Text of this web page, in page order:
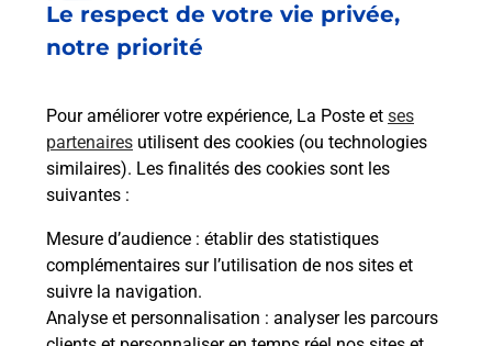
Le respect de votre vie privée,
notre priorité
Pour améliorer votre expérience, La Poste et ses
partenaires utilisent des cookies (ou technologies
similaires). Les finalités des cookies sont les
suivantes :
Mesure d’audience : établir des statistiques
complémentaires sur l’utilisation de nos sites et
suivre la navigation.
Analyse et personnalisation : analyser les parcours
Boîte aux lettres La Poste
30 Rue D Hauteville
02120 Noyales
Le lien s'ouvre dans un nouvel onglet
Boîte aux lettres La Poste
Prochaine collecte du courrierlundià 08h30
Le lien s'ouvre dans un nouvel onglet